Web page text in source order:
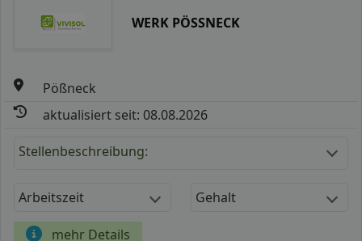
WERK PÖSSNECK
Pößneck
aktualisiert seit: 08.08.2026
Stellenbeschreibung:
Arbeitszeit Gehalt
mehr Details